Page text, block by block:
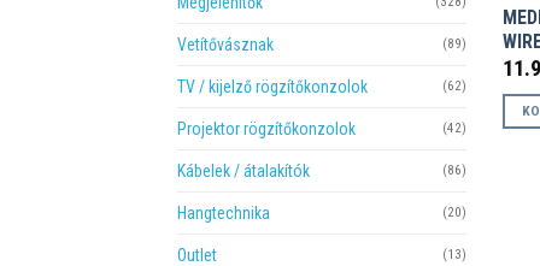
Vetítővásznak (89)
TV / kijelző rögzítőkonzolok (62)
Projektor rögzítőkonzolok (42)
Kábelek / átalakítók (86)
Hangtechnika (20)
Outlet (13)